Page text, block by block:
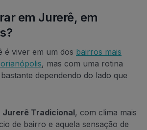
em Jurerê, em
é viver em um dos bairros mais
, mas com uma rotina
dependendo do lado que
Jurerê Tradicional, com clima mais
de bairro e aquela sensação de